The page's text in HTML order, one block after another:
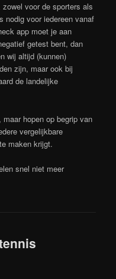
voor de sporters als
nodig voor iedereen vanaf
app moet je aan
getest bent, dan
wij altijd (kunnen)
zijn, maar ook bij
de landelijke
hopen op begrip van
vergelijkbare
maken krijgt.
snel niet meer